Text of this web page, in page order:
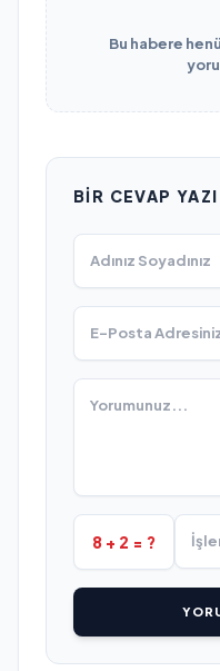
Bu habere
BIR CEVAP
8 + 2 = ?